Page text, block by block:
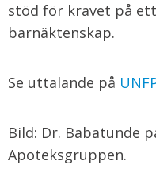
stöd för kravet på
barnäktenskap.
Se uttalande på
Bild: Dr. Babatunde
Apoteksgruppen.